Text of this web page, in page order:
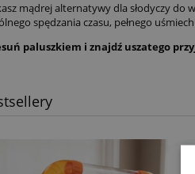
mądrej alternatywy dla słodyczy do
spędzania czasu, pełnego
paluszkiem i znajdź uszatego